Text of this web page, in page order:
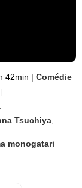
42min | Comédie
|
Tsuchiya
monogatari